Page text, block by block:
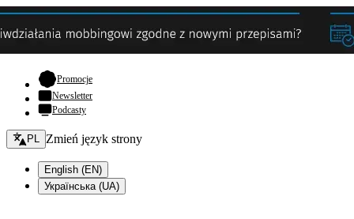
Promocje- otwiera się w nowej karcie
Newsletter
Podcasty
Zmień język - bieżący:
PL Zmień język strony
English (EN)
Українська (UA)